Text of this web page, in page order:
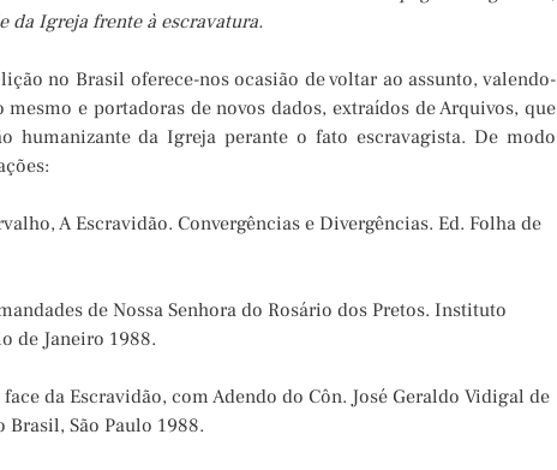
da Igreja frente à escravatura.
no Brasil oferece-nos ocasião de voltar ao assunto, valendo-
e portadoras de novos dados, extraídos de Arquivos, que
humanizante da Igreja perante o fato escravagista. De modo
A Escravidão. Convergências e Divergências. Ed. Folha de
de Nossa Senhora do Rosário dos Pretos. Instituto
de Janeiro 1988.
da Escravidão, com Adendo do Côn. José Geraldo Vidigal de
Brasil, São Paulo 1988.